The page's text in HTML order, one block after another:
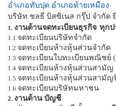
อำเภอทับปุด อำเภอท้ายเหมือง
บริษัท ชลธี บิสซิเนส กรุ๊ป จำกัด
1. งานด้านจดทะเบียนธุรกิจ ทุกป
1.1 จดทะเบียนบริษัทจำกัด
1.2 จดทะเบียนห้างหุ้นส่วนจำกัด
1.3 จดทะเบียนใบทะเบียนพณิชย์
1.4 จดทะเบียนห้างหุ้นส่วนสามัญ
1.5 จดทะเบียนห้างหุ้นส่วนสามั
1.6 จดทะเบียนบริษัทมหาชน
2. งานด้าน บัญชี